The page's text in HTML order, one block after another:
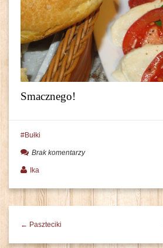
Smacznego!
Bułki
Brak komentarzy
Ika
← Paszteciki